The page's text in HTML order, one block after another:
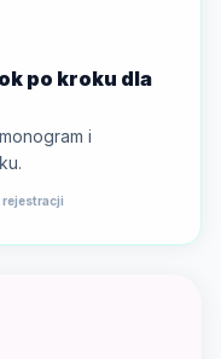
po kroku dla
i
rejestracji